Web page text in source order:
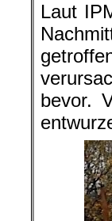
Laut
bevor.